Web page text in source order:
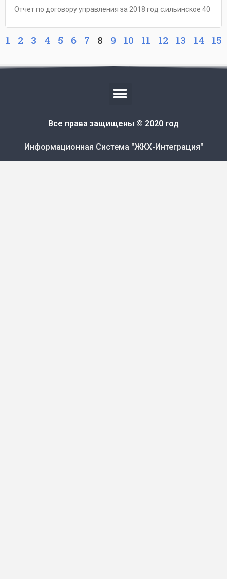
Отчет по договору управления за 2018 год с.ильинское 40
1 2 3 4 5 6 7 8 9 10 11 12 13 14 15
Все права защищены © 2020 год
Информационная Система "ЖКХ-Интеграция"